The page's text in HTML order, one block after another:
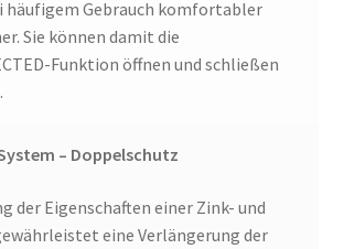
häufigem Gebrauch komfortabler
Sie können damit die
Funktion öffnen und schließen
– Doppelschutz
der Eigenschaften einer Zink- und
eine Verlängerung der